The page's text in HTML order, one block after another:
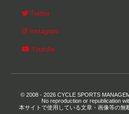
Twitter
Instagram
Youtube
© 2008 - 2026 CYCLE SPORTS
No reproduction or republication
本サイトで使用している文章・画像等の無